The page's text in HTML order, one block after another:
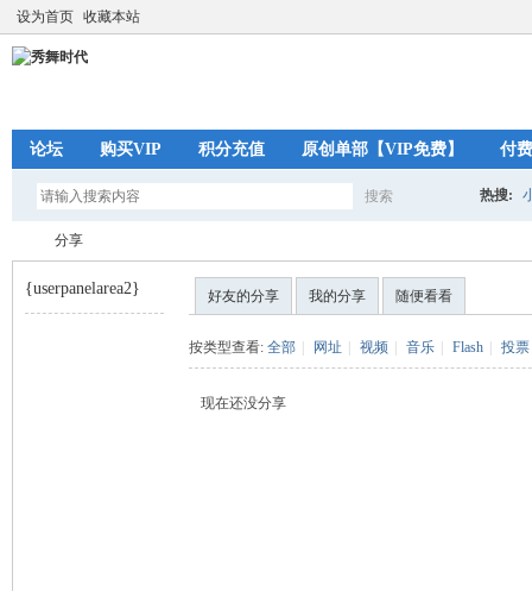
设为首页 收藏本站
论坛 购买VIP 积分充值 原创单部【VIP免费】 付
搜索 热搜:
分享
{userpanelarea2} 好友的分享 我的分享 随便看看
按类型查看: 全部 网址 视频 音乐 Flash 投票
现在还没分享